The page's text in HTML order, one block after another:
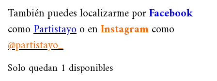
También puedes localizarme porFacebook
comoPartistayoo enInstagramcomo
@partistayo_
Solo quedan 1 disponibles